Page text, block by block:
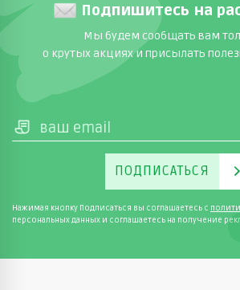
Подпишитесь на
Мы будем сообщать вам
о крутых акциях и присылать
ПОДПИСАТЬСЯ
Нажимая кнопку Подписаться вы соглашаетесь с
персональных данных и соглашаетесь на получение